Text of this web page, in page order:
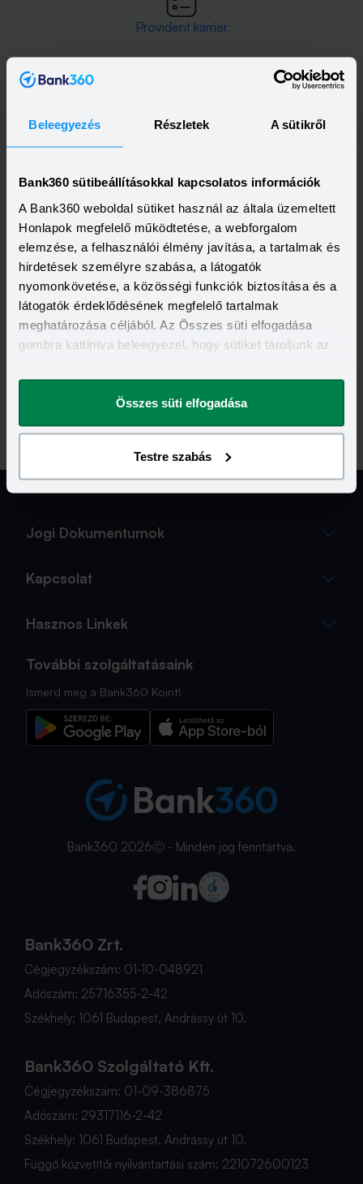
Beleegyezés Részletek A sütikről
Bank360 sütibeállításokkal kapcsolatos információk
A Bank360 weboldal sütiket használ az általa üzemeltett
Honlapok megfelelő működtetése, a webforgalom
elemzése, a felhasználói élmény javítása, a tartalmak és
hirdetések személyre szabása, a látogatók
nyomonkövetése, a közösségi funkciók biztosítása és a
látogatók érdeklődésének megfelelő tartalmak
meghatározása céljából. Az Összes süti elfogadása
gombra kattintva beleegyezel, hogy sütiket tároljunk az
megváltoztathatod.
Összes süti elfogadása
Testre szabás
Provident karrier
Telebank száma(i):
+36 1 99 99 609
Telefonszám:
+36 1 99 99 609
Provident Facebook oldal
Jogi Dokumentumok
Kapcsolat
Hasznos Linkek
További szolgáltatásaink
Ismerd meg a Bank360 Koint!
Bank360 2026Ⓒ - Minden jog fenntartva.
Bank360 Zrt.
Cégjegyzékszám: 01-10-048921
Adószám: 25716355-2-42
Székhely: 1061 Budapest, Andrássy út 10.
Bank360 Szolgáltató Kft.
Cégjegyzékszám: 01-09-386875
Adószám: 29317116-2-42
Székhely: 1061 Budapest, Andrássy út 10.
Függő közvetítői nyilvántartási szám: 221072600123